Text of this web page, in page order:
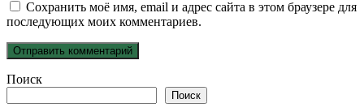
Сохранить моё имя, email и адрес сайта в этом браузере для
последующих моих комментариев.
Поиск
Поиск